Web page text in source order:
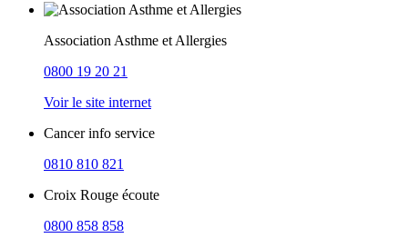
Association Asthme et Allergies
0800 19 20 21
Voir le site internet
Cancer info service
0810 810 821
Croix Rouge écoute
0800 858 858